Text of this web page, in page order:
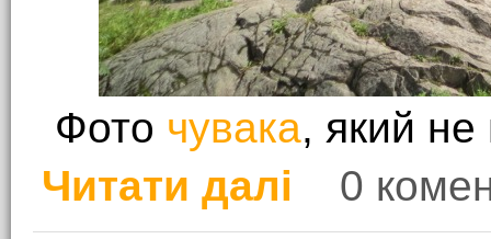
Фото чувака, який не
Читати далі
про Трололо
0